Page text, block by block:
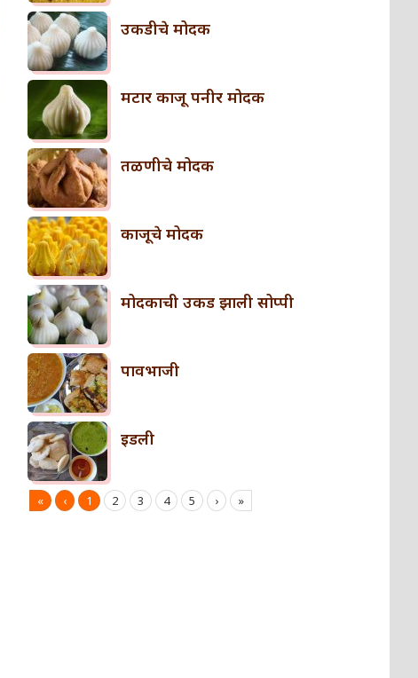
उकडीचे मोदक
मटार काजू पनीर मोदक
तळणीचे मोदक
काजूचे मोदक
मोदकाची उकड झाली सोप्पी
पावभाजी
इडली
« ‹ 1 2 3 4 5 › »